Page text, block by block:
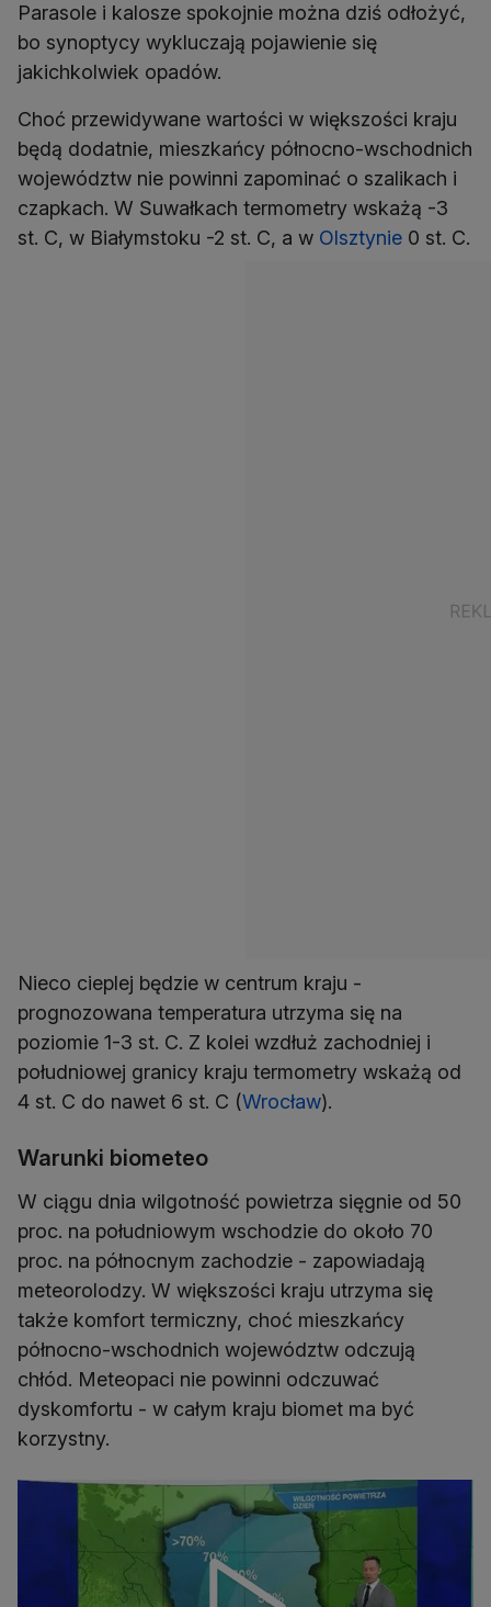
Parasole i kalosze spokojnie można dziś odłożyć,
bo synoptycy wykluczają pojawienie się
jakichkolwiek opadów.
Choć przewidywane wartości w większości kraju
będą dodatnie, mieszkańcy północno-wschodnich
województw nie powinni zapominać o szalikach i
czapkach. W Suwałkach termometry wskażą -3
st. C, w Białymstoku -2 st. C, a w Olsztynie 0 st. C.
Nieco cieplej będzie w centrum kraju -
prognozowana temperatura utrzyma się na
poziomie 1-3 st. C. Z kolei wzdłuż zachodniej i
południowej granicy kraju termometry wskażą od
4 st. C do nawet 6 st. C (Wrocław).
Warunki biometeo
W ciągu dnia wilgotność powietrza sięgnie od 50
proc. na południowym wschodzie do około 70
proc. na północnym zachodzie - zapowiadają
meteorolodzy. W większości kraju utrzyma się
także komfort termiczny, choć mieszkańcy
północno-wschodnich województw odczują
chłód. Meteopaci nie powinni odczuwać
dyskomfortu - w całym kraju biomet ma być
korzystny.